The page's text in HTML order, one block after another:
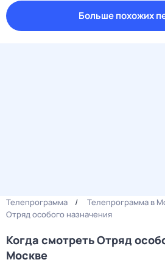
Больше похожих
Телепрограмма Телепрограмма в
Отряд особого назначения
Когда смотреть Отряд
Москве